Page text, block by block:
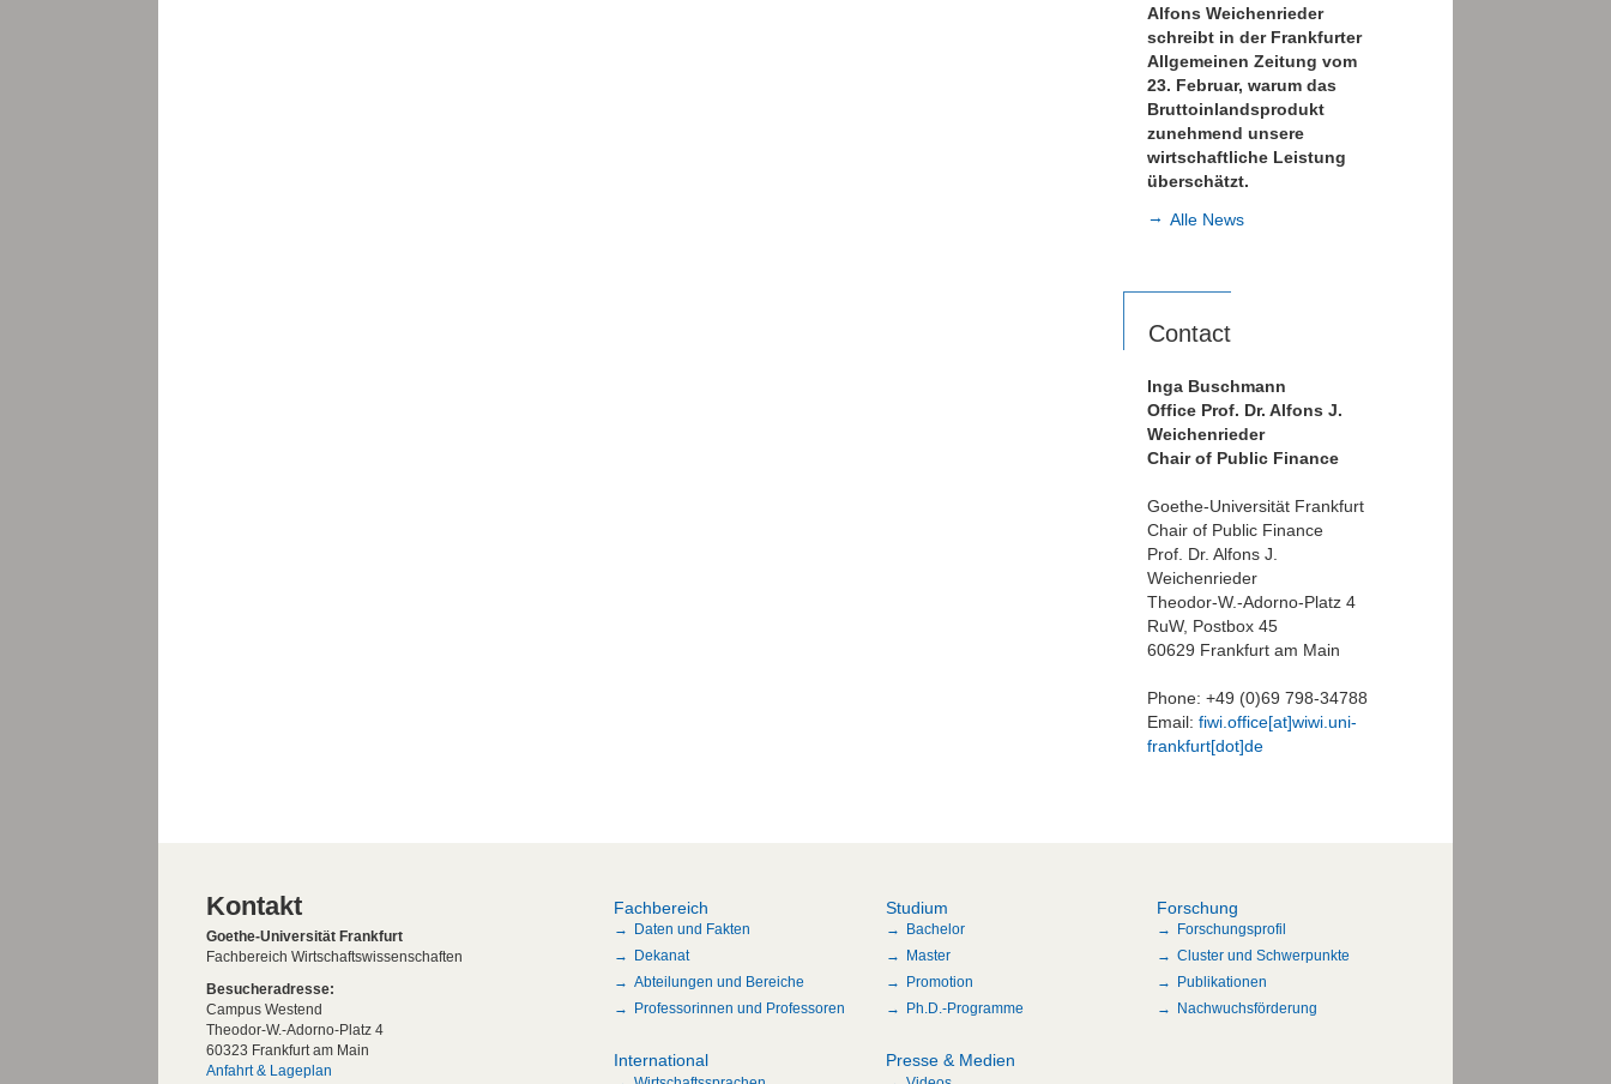
Alfons Weichenrieder
schreibt in der Frankfurter
Allgemeinen Zeitung vom
23. Februar, warum das
Bruttoinlandsprodukt
zunehmend unsere
wirtschaftliche Leistung
überschätzt.
Alle News
Contact
Inga Buschmann
Office Prof. Dr. Alfons J.
Weichenrieder
Chair of Public Finance
Goethe-Universität Frankfurt
Chair of Public Finance
Prof. Dr. Alfons J.
Weichenrieder
Theodor-W.-Adorno-Platz 4
RuW, Postbox 45
60629 Frankfurt am Main
Phone: +49 (0)69 798-34788
Email: fiwi.office[at]wiwi.uni-
frankfurt[dot]de
Kontakt
Goethe-Universität Frankfurt
Fachbereich Wirtschaftswissenschaften
Besucheradresse:
Campus Westend
Theodor-W.-Adorno-Platz 4
60323 Frankfurt am Main
Anfahrt & Lageplan
Fachbereich
Daten und Fakten
Dekanat
Abteilungen und Bereiche
Professorinnen und Professoren
Studium
Bachelor
Master
Promotion
Ph.D.-Programme
Forschung
Forschungsprofil
Cluster und Schwerpunkte
Publikationen
Nachwuchsförderung
International Presse & Medien